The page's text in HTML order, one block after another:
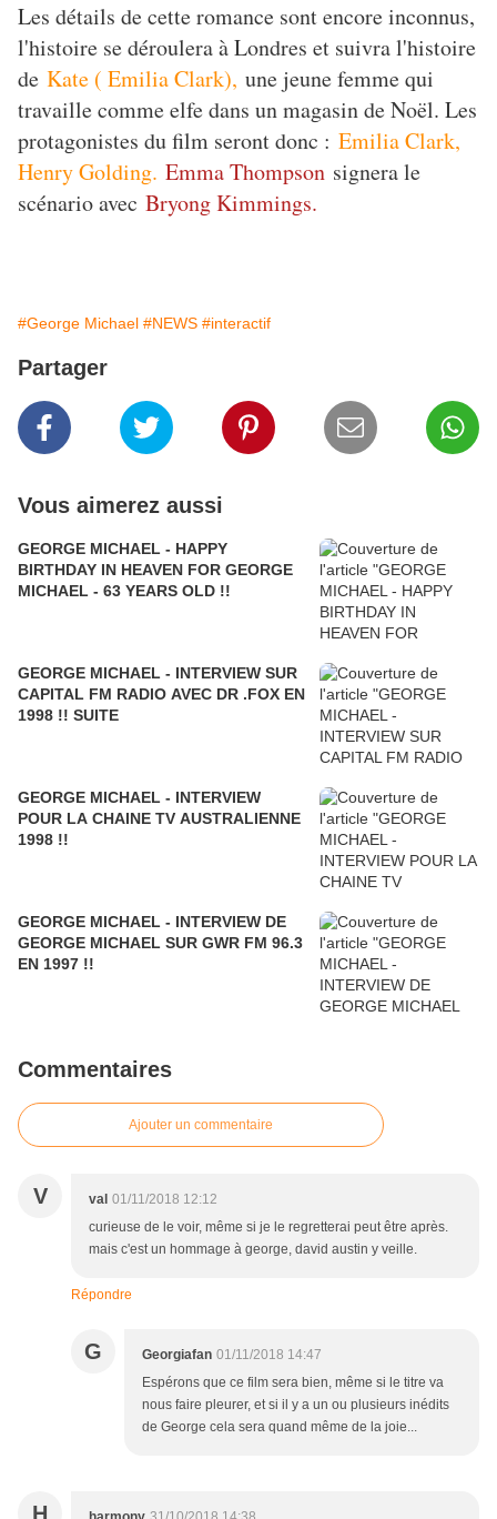
Les détails de cette romance sont encore inconnus,
l'histoire se déroulera à Londres et suivra l'histoire
de Kate ( Emilia Clark), une jeune femme qui
travaille comme elfe dans un magasin de Noël. Les
protagonistes du film seront donc : Emilia Clark,
Henry Golding. Emma Thompson signera le
scénario avec Bryong Kimmings.
#George Michael #NEWS #interactif
Partager
Vous aimerez aussi
GEORGE MICHAEL - HAPPY
BIRTHDAY IN HEAVEN FOR GEORGE
MICHAEL - 63 YEARS OLD !!
GEORGE MICHAEL - INTERVIEW SUR
CAPITAL FM RADIO AVEC DR .FOX EN
1998 !! SUITE
GEORGE MICHAEL - INTERVIEW
POUR LA CHAINE TV AUSTRALIENNE
1998 !!
GEORGE MICHAEL - INTERVIEW DE
GEORGE MICHAEL SUR GWR FM 96.3
EN 1997 !!
Commentaires
Ajouter un commentaire
V val 01/11/2018 12:12
curieuse de le voir, même si je le regretterai peut être après.
mais c'est un hommage à george, david austin y veille.
Répondre
G Georgiafan 01/11/2018 14:47
Espérons que ce film sera bien, même si le titre va
nous faire pleurer, et si il y a un ou plusieurs inédits
de George cela sera quand même de la joie...
H